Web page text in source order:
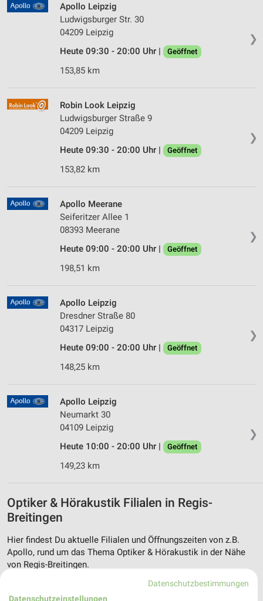
❯
Apollo Leipzig
Ludwigsburger Str. 30
04209 Leipzig
Heute 09:30 - 20:00 Uhr |
Geöffnet
153,85 km
❯
Robin Look Leipzig
Ludwigsburger Straße 9
04209 Leipzig
Heute 09:30 - 20:00 Uhr |
Geöffnet
153,82 km
❯
Apollo Meerane
Seiferitzer Allee 1
08393 Meerane
Heute 09:00 - 20:00 Uhr |
Geöffnet
198,51 km
❯
Apollo Leipzig
Dresdner Straße 80
04317 Leipzig
Heute 09:00 - 20:00 Uhr |
Geöffnet
148,25 km
❯
Apollo Leipzig
Neumarkt 30
04109 Leipzig
Heute 10:00 - 20:00 Uhr |
Geöffnet
149,23 km
Optiker & Hörakustik Filialen in Regis-
Breitingen
Hier findest Du aktuelle Filialen und Öffnungszeiten von z.B.
Apollo, rund um das Thema Optiker & Hörakustik in der Nähe
von Regis-Breitingen.
Aktuelle Prospekte für Regis-Breitingen und
Datenschutzbestimmungen
Datenschutzeinstellungen